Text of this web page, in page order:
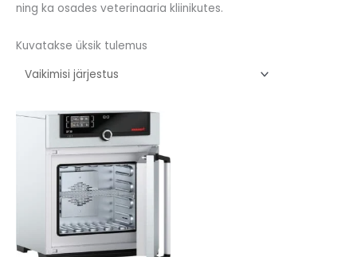
ning ka osades veterinaaria kliinikutes.
Kuvatakse üksik tulemus